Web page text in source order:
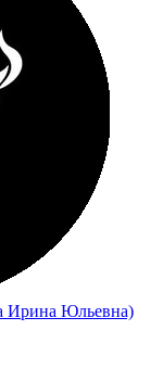
Ирина Юльевна)